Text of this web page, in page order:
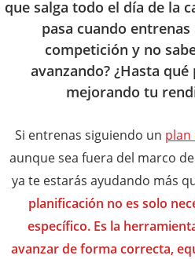
que salga todo el día de la
pasa cuando
competición y no
avanzando? ¿Hasta
mejorando tu
Si entrenas siguiendo un plan
aunque sea fuera del marco
ya te estarás ayudando más
planificación no es solo
específico. Es la
avanzar de forma correcta,